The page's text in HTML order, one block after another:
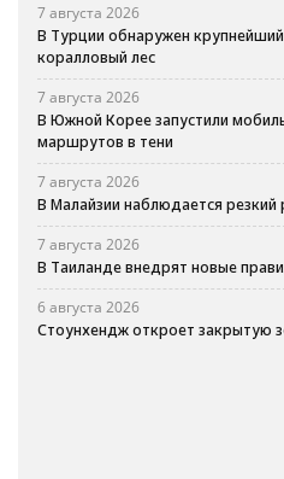
7 августа 2026
В Турции обнаружен
коралловый лес
7 августа 2026
В Южной Корее запустили
маршрутов в тени
7 августа 2026
В Малайзии наблюдается резкий
7 августа 2026
В Таиланде внедрят новые
6 августа 2026
Стоунхендж откроет закрытую